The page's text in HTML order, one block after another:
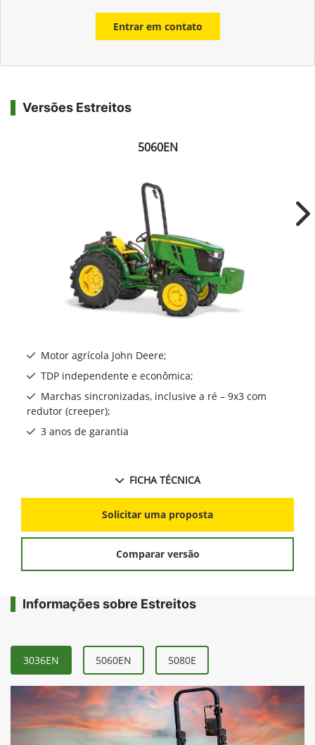
Entrar em contato
Versões Estreitos
5060EN
Motor agrícola John Deere;
TDP independente e econômica;
Marchas sincronizadas, inclusive a ré – 9x3 com
redutor (creeper);
3 anos de garantia
FICHA TÉCNICA
Solicitar uma proposta
Comparar versão
Informações sobre Estreitos
3036EN 5060EN 5080E